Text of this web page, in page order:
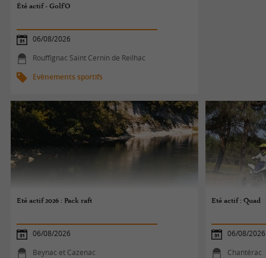
Été actif - Golf'O
06/08/2026
Rouffignac Saint Cernin de Reilhac
Evènements sportifs
Eté actif 2026 : Pack raft
06/08/2026
Beynac et Cazenac
Eté actif : Quad
06/08/2026
Chantérac